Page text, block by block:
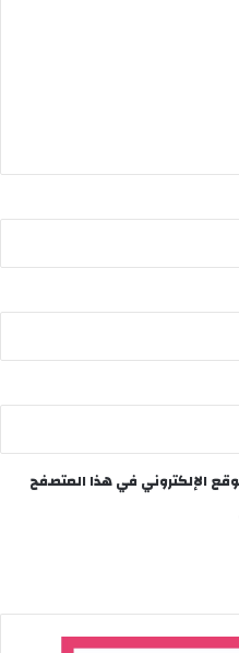
الإلكتروني في هذا المتصفح